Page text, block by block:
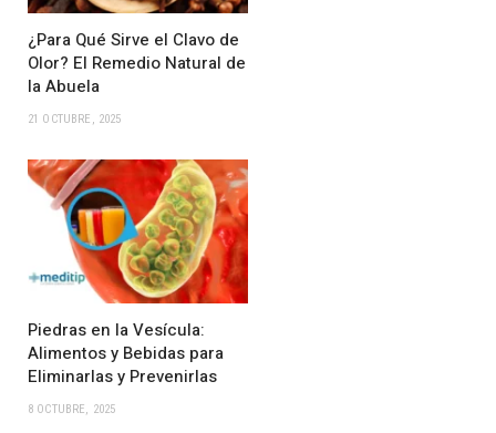
¿Para Qué Sirve el Clavo de
Olor? El Remedio Natural de
la Abuela
21 OCTUBRE, 2025
Piedras en la Vesícula:
Alimentos y Bebidas para
Eliminarlas y Prevenirlas
8 OCTUBRE, 2025